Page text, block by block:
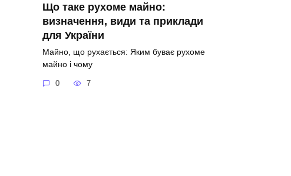
Що таке рухоме майно:
визначення, види та приклади
для України
Майно, що рухається: Яким буває рухоме
майно і чому
0 7